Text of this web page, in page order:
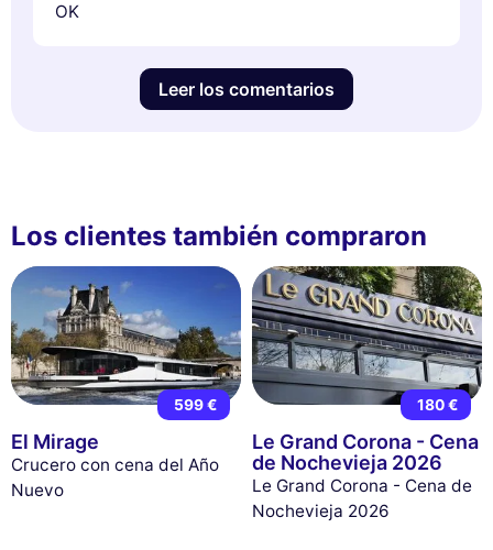
OK
Leer los comentarios
Los clientes también compraron
599 €
El Mirage
Crucero con cena del Año
Nuevo
180 €
Le Grand Corona - Cena
de Nochevieja 2026
Le Grand Corona - Cena de
Nochevieja 2026